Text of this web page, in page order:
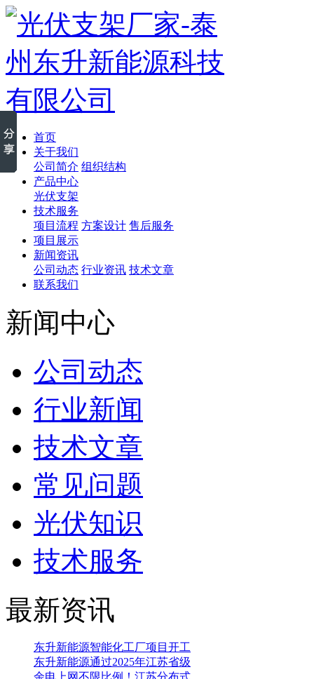
首页
关于我们
公司简介 组织结构
产品中心
光伏支架
技术服务
项目流程 方案设计 售后服务
项目展示
新闻资讯
公司动态 行业资讯 技术文章
联系我们
新闻中心
公司动态
行业新闻
技术文章
常见问题
光伏知识
技术服务
最新资讯
东升新能源智能化工厂项目开工
东升新能源通过2025年江苏省级
余电上网不限比例！江苏分布式